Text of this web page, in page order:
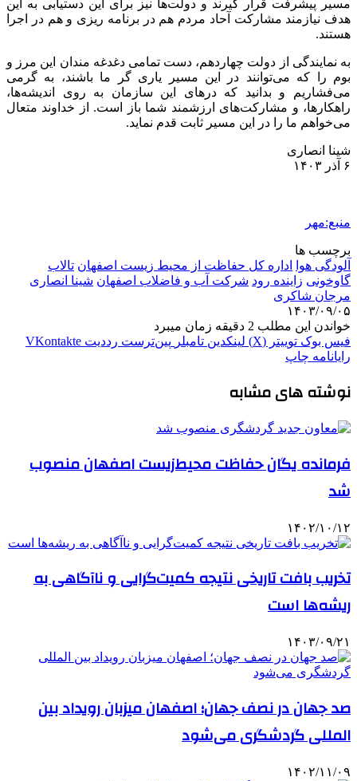
مسیر پیشرفت قرار گیرند و دولت‌ها نیز برای این دستیابی به این
هدف نیازمند مشارکت آحاد مردم هم در برنامه ریزی و هم در اجرا
هستند.
به نمایندگی از دولت چهاردهم، دست تمامی دغدغه مندان این مرز و
بوم را که می‌توانند در این مسیر یاریگر
ما باشند، به گرمی
می‌فشاریم و بدانید که درهای این سازمان به روی اندیشه‌ها،
راهکارها، و مشارکت‌های ارزشمند شما باز است. از خداوند متعال
می‌خواهم ما را در این مسیر ثابت قدم نماید.
شینا انصاری
۶ آذر ۱۴۰۳
منبع:مهر
برچسب ها
آلودگی هوا
اداره کل حفاظت از محیط زیست اصفهان تالاب
گاوخونی زاینده رود شرکت آب و فاضلاب اصفهان شینا انصاری
مرجان شاکری
۱۴۰۳/۰۹/۰۵
خواندن این مطلب 2 دقیقه زمان میبرد
فیس بوک توییتر (X) لینکدین ‫تامبلر ‫پین‌ترست ‫رددیت ‫VKontakte
رایانامه چاپ
نوشته های مشابه
فرمانده یگان حفاظت محیط‌زیست اصفهان منصوب
شد
۱۴۰۲/۱۰/۱۲
تخریب بافت تاریخی نتیجه کمیت‌گرایی و ناآگاهی به
ریشه‌ها است
۱۴۰۳/۰۹/۲۱
صد جهان در نصف جهان؛ اصفهان میزبان رویداد بین
المللی گردشگری می‌شود
۱۴۰۲/۱۱/۰۹